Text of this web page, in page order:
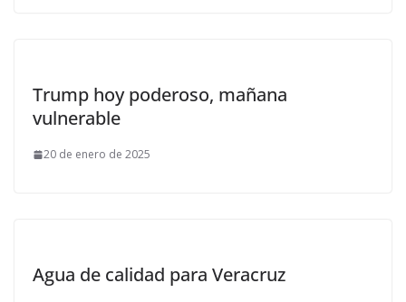
Trump hoy poderoso, mañana
vulnerable
20 de enero de 2025
Agua de calidad para Veracruz